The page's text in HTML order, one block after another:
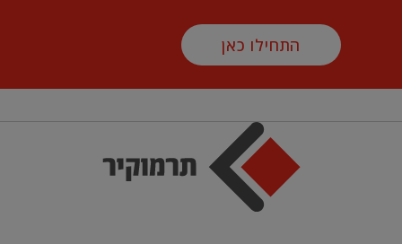
התחילו כאן